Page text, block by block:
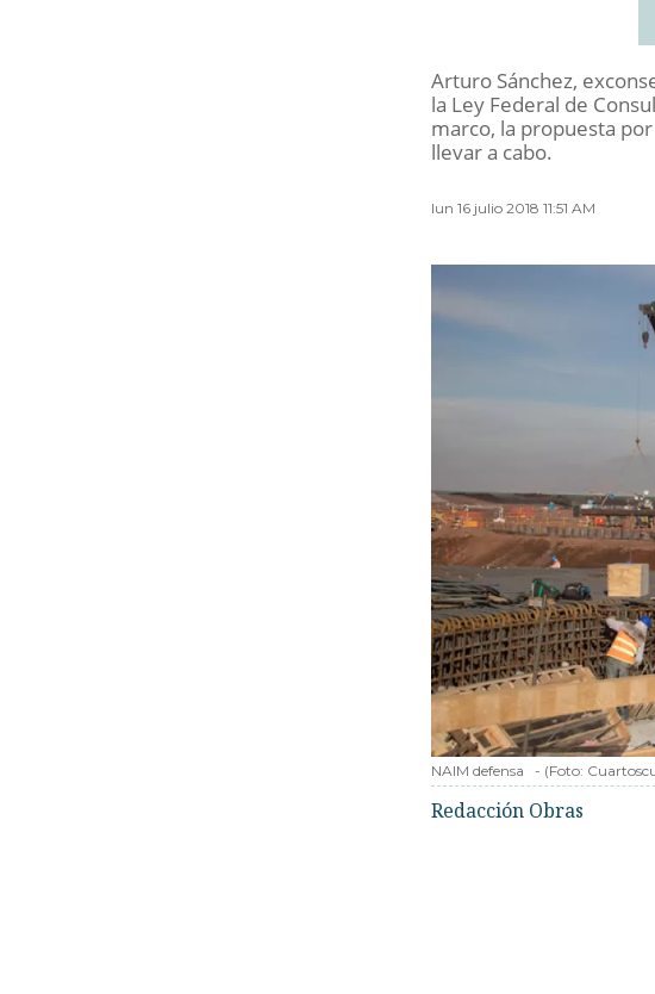
Arturo Sánchez,
la Ley Federal de
marco, la propuesta
llevar a cabo.
lun 16 julio 2018 11:51 AM
NAIM defensa - (Foto:
Redacción Obras